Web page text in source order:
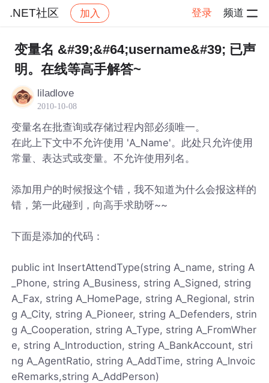
.NET社区 加入 登录 频道
社区 .NET社区
变量名 &#39;&#64;username&#39; 已声
明。在线等高手解答~
liladlove
2010-10-08
变量名在批查询或存储过程内部必须唯一。
在此上下文中不允许使用 'A_Name'。此处只允许使用
常量、表达式或变量。不允许使用列名。
添加用户的时候报这个错，我不知道为什么会报这样的
错，第一此碰到，向高手求助呀~~
下面是添加的代码：
public int InsertAttendType(string A_name, string A
_Phone, string A_Business, string A_Signed, string
A_Fax, string A_HomePage, string A_Regional, strin
g A_City, string A_Pioneer, string A_Defenders, strin
g A_Cooperation, string A_Type, string A_FromWher
e, string A_Introduction, string A_BankAccount, stri
ng A_AgentRatio, string A_AddTime, string A_Invoic
eRemarks,string A_AddPerson)